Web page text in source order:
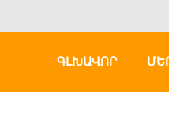
ԳԼԽԱՎՈՐ